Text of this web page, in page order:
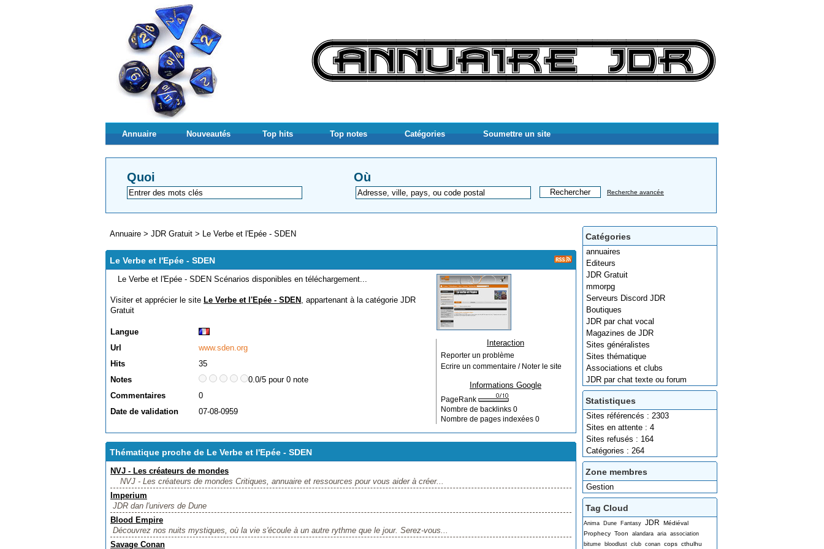
Annuaire Nouveautés Top hits Top notes Catégories Soumettre un site
Quoi Où
Recherche avancée
Catégories
annuaires
Editeurs
JDR Gratuit
mmorpg
Serveurs Discord JDR
Boutiques
JDR par chat vocal
Magazines de JDR
Sites généralistes
Sites thématique
Associations et clubs
JDR par chat texte ou forum
Statistiques
Sites référencés : 2303
Sites en attente : 4
Sites refusés : 164
Catégories : 264
Zone membres
Gestion
Tag Cloud
Anima Dune Fantasy JDR
Médiéval
Prophecy Toon alandara aria association
bitume
bloodlust club conan cops cthulhu
Annuaire > JDR Gratuit > Le Verbe et l'Epée - SDEN
Le Verbe et l'Epée - SDEN
Le Verbe et l'Epée - SDEN Scénarios disponibles en téléchargement...
Visiter et apprécier le site Le Verbe et l'Epée - SDEN , appartenant à la catégorie JDR
Gratuit
Langue
Url
www.sden.org
Hits
35
Notes
0.0/5 pour 0 note
Commentaires
0
Date de validation
07-08-0959
Interaction
Reporter un problème
Ecrire un commentaire / Noter le site
Informations Google
PageRank
Nombre de backlinks 0
Nombre de pages indexées 0
Thématique proche de Le Verbe et l'Epée - SDEN
NVJ - Les créateurs de mondes
NVJ - Les créateurs de mondes Critiques, annuaire et ressources pour vous aider à créer...
Imperium
JDR dan l'univers de Dune
Blood Empire
Découvrez nos nuits mystiques, où la vie s'écoule à un autre rythme que le jour. Serez-vous...
Savage Conan